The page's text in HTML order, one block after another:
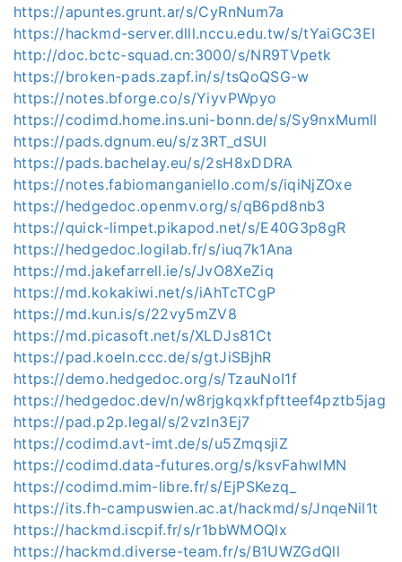
https://apuntes.grunt.ar/s/CyRnNum7a
https://hackmd-server.dlll.nccu.edu.tw/s/tYaiGC3EI
http://doc.bctc-squad.cn:3000/s/NR9TVpetk
https://broken-pads.zapf.in/s/tsQoQSG-w
https://notes.bforge.co/s/YiyvPWpyo
https://codimd.home.ins.uni-bonn.de/s/Sy9nxMumll
https://pads.dgnum.eu/s/z3RT_dSUl
https://pads.bachelay.eu/s/2sH8xDDRA
https://notes.fabiomanganiello.com/s/iqiNjZOxe
https://hedgedoc.openmv.org/s/qB6pd8nb3
https://quick-limpet.pikapod.net/s/E40G3p8gR
https://hedgedoc.logilab.fr/s/iuq7k1Ana
https://md.jakefarrell.ie/s/JvO8XeZiq
https://md.kokakiwi.net/s/iAhTcTCgP
https://md.kun.is/s/22vy5mZV8
https://md.picasoft.net/s/XLDJs81Ct
https://pad.koeln.ccc.de/s/gtJiSBjhR
https://demo.hedgedoc.org/s/TzauNoI1f
https://hedgedoc.dev/n/w8rjgkqxkfpftteef4pztb5jag
https://pad.p2p.legal/s/2vzln3Ej7
https://codimd.avt-imt.de/s/u5ZmqsjiZ
https://codimd.data-futures.org/s/ksvFahwlMN
https://codimd.mim-libre.fr/s/EjPSKezq_
https://its.fh-campuswien.ac.at/hackmd/s/JnqeNil1t
https://hackmd.iscpif.fr/s/r1bbWMOQlx
https://hackmd.diverse-team.fr/s/B1UWZGdQll